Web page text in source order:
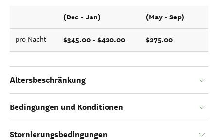
(Dec - Jan) (May - Sep)
pro Nacht $345.00 - $420.00 $275.00
Altersbeschränkung
Bedingungen und Konditionen
Stornierungsbedingungen